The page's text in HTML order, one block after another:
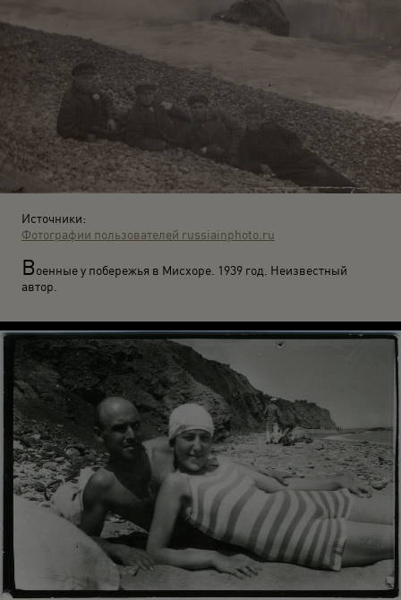
Источники:
Фотографии пользователей russiainphoto.ru
Военные у побережья в Мисхоре. 1939 год. Неизвестный
автор.